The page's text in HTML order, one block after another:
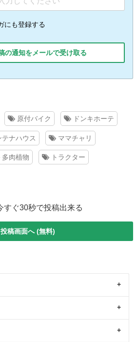
にも登録する
の通知をメールで受け取る
原付バイク ドンキホーテ
テナハウス ママチャリ
多肉植物 トラクター
すぐ30秒で投稿出来る
投稿画面へ (無料)